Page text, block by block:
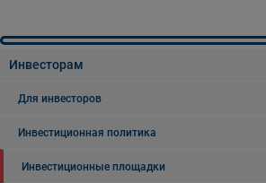
Инвесторам
Для инвесторов
Инвестиционная политика
Инвестиционные площадки